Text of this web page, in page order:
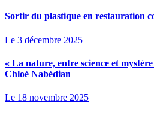
Sortir du plastique en restauration
Le 3 décembre 2025
« La nature, entre science et
Chloé Nabédian
Le 18 novembre 2025